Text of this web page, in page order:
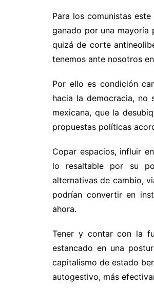
Para los comunistas
ganado por una mayoría
quizá de corte
tenemos ante nosotros
Por ello es condición
hacia la democracia, no
mexicana, que la
propuestas políticas
Copar espacios, influir
lo resaltable por su
alternativas de cambio,
podrían convertir en
ahora.
Tener y contar con la
estancado en una
capitalismo de estado
autogestivo, más